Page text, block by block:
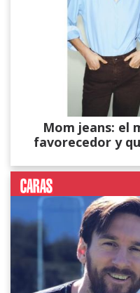
Mom jeans: el
favorecedor y